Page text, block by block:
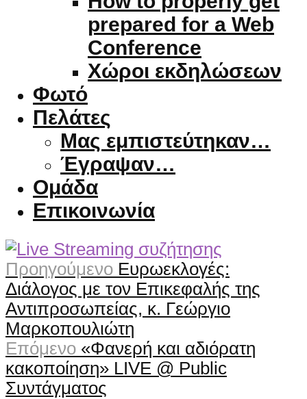
prepared for a Web
Conference
Χώροι εκδηλώσεων
Φωτό
Πελάτες
Μας εμπιστεύτηκαν…
Έγραψαν…
Ομάδα
Επικοινωνία
Προηγούμενο Ευρωεκλογές:
Διάλογος με τον Επικεφαλής της
Αντιπροσωπείας, κ. Γεώργιο
Μαρκοπουλιώτη
Επόμενο «Φανερή και αδιόρατη
κακοποίηση» LIVE @ Public
Συντάγματος